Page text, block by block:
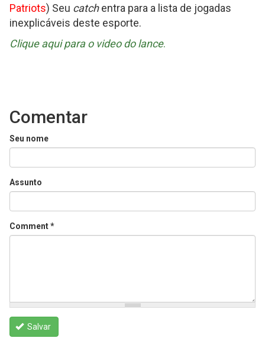
Patriots) Seu catchentra para a lista de jogadas
inexplicáveis deste esporte.
Clique aqui para o video do lance.
Comentar
Seu nome
Assunto
Comment*
Salvar